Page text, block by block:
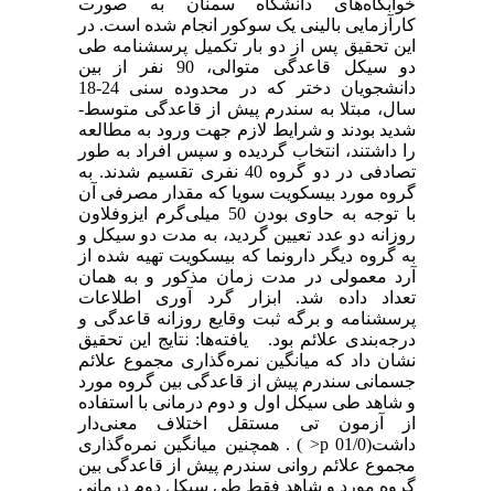
خوابگاه‌های دانشگاه سمنان به صورت
کارآزمایی بالینی یک سوکور انجام شده است. در
این تحقیق پس از دو بار تکمیل پرسشنامه طی
دو سیکل قاعدگی متوالی، 90 نفر از بین
دانشجویان دختر که در محدوده سنی 24-18
سال، مبتلا به سندرم پیش از قاعدگی متوسط-
شدید بودند و شرایط لازم جهت ورود به مطالعه
را داشتند، انتخاب گردیده و سپس افراد به طور
تصادفی در دو گروه 40 نفری تقسیم شدند. به
گروه مورد بیسکویت سویا که مقدار مصرفی آن
با توجه به حاوی بودن 50 میلی‌گرم ایزوفلاون
روزانه دو عدد تعیین گردید، به مدت دو سیکل و
به گروه دیگر دارونما که بیسکویت تهیه شده از
آرد معمولی در مدت زمان مذکور و به همان
تعداد داده شد. ابزار گرد آوری اطلاعات
پرسشنامه و برگه ثبت وقایع روزانه قاعدگی و
درجه‌بندی علائم بود. یافته‌ها: نتایج این تحقیق
نشان داد که میانگین نمره‌گذاری مجموع علائم
جسمانی سندرم پیش از قاعدگی بین گروه مورد
و شاهد طی سیکل اول و دوم درمانی با استفاده
از آزمون تی مستقل اختلاف معنی‌دار
داشت(01/0 p< ) . همچنین میانگین نمره‌گذاری
مجموع علائم روانی سندرم پیش از قاعدگی بین
گروه مورد و شاهد فقط طی سیکل دوم درمانی